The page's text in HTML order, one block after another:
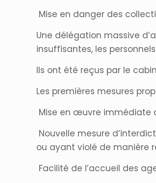
Mise en danger des
Une délégation massive
insuffisantes, les
Ils ont été reçus par le
Les premières mesures
Mise en œuvre immédiate
Nouvelle mesure
ou ayant violé de manière
Facilité de l’accueil des